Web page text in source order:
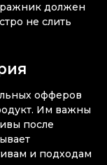
должен
не слить
офферов
Им важны
после
и подходам